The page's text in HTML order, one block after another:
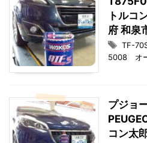
トル
府 和泉
TF-
5008 オ
プジョ
コン太